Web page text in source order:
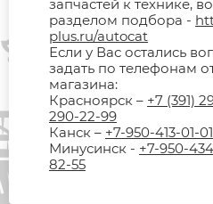
запчастей к технике,
разделом подбора -
plus.ru/autocat
Если у Вас остались
задать по телефонам
магазина:
Красноярск – +7 (391)
290-22-99
Канск – +7-950-413-01-01
Минусинск - +7-950-
82-55